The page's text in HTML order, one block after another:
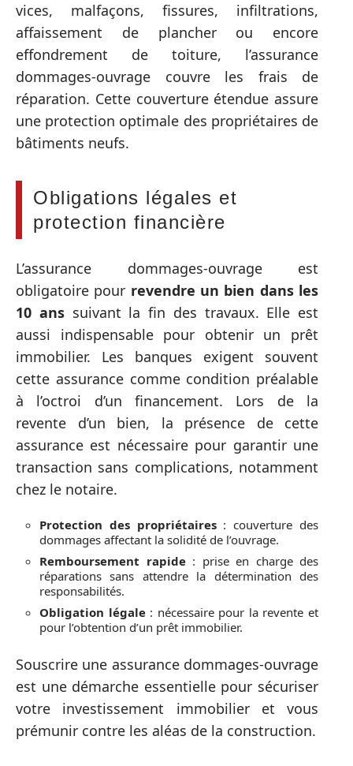
vices, malfaçons, fissures, infiltrations,
affaissement de plancher ou encore
effondrement de toiture, l’assurance
dommages-ouvrage couvre les frais de
réparation. Cette couverture étendue assure
une protection optimale des propriétaires de
bâtiments neufs.
Obligations légales et
protection financière
L’assurance dommages-ouvrage est
obligatoire pour revendre un bien dans les
10 anssuivant la fin des travaux. Elle est
aussi indispensable pour obtenir un prêt
immobilier. Les banques exigent souvent
cette assurance comme condition préalable
à l’octroi d’un financement. Lors de la
revente d’un bien, la présence de cette
assurance est nécessaire pour garantir une
transaction sans complications, notamment
chez le notaire.
Protection des propriétaires: couverture des
dommages affectant la solidité de l’ouvrage.
Remboursement rapide: prise en charge des
réparations sans attendre la détermination des
responsabilités.
Obligation légale: nécessaire pour la revente et
pour l’obtention d’un prêt immobilier.
Souscrire une assurance dommages-ouvrage
est une démarche essentielle pour sécuriser
votre investissement immobilier et vous
prémunir contre les aléas de la construction.